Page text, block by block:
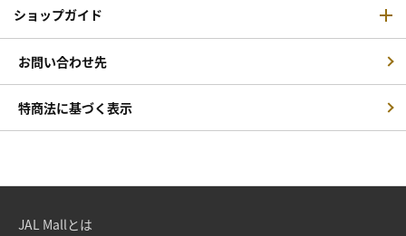
ショップガイド
お問い合わせ先
特商法に基づく表示
JAL Mallとは